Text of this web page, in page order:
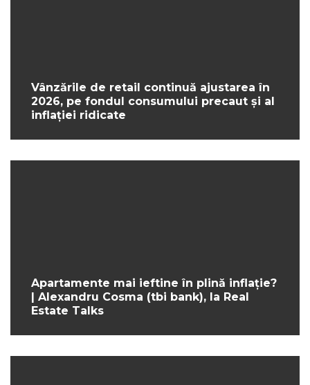
Vânzările de retail continuă ajustarea în
2026, pe fondul consumului precaut și al
inflației ridicate
Apartamente mai ieftine în plină inflație?
| Alexandru Cosma (tbi bank), la Real
Estate Talks